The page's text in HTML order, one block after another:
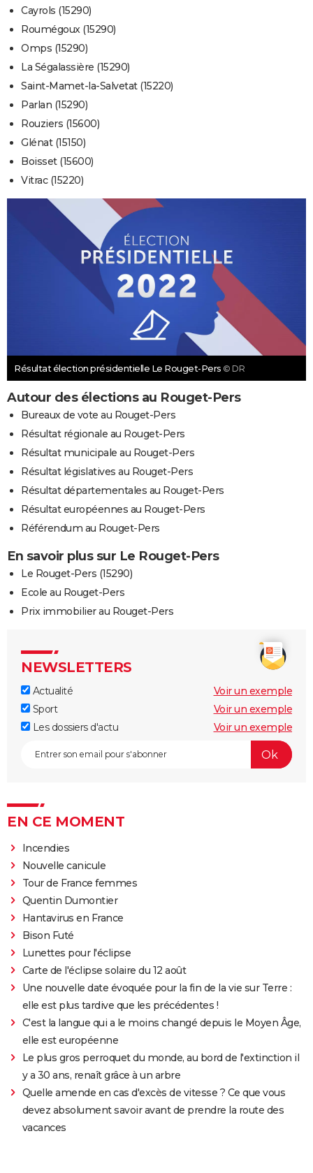
Cayrols (15290)
Roumégoux (15290)
Omps (15290)
La Ségalassière (15290)
Saint-Mamet-la-Salvetat (15220)
Parlan (15290)
Rouziers (15600)
Glénat (15150)
Boisset (15600)
Vitrac (15220)
Résultat élection présidentielle Le Rouget-Pers © DR
Autour des élections au Rouget-Pers
Bureaux de vote au Rouget-Pers
Résultat régionale au Rouget-Pers
Résultat municipale au Rouget-Pers
Résultat législatives au Rouget-Pers
Résultat départementales au Rouget-Pers
Résultat européennes au Rouget-Pers
Référendum au Rouget-Pers
En savoir plus sur Le Rouget-Pers
Le Rouget-Pers (15290)
Ecole au Rouget-Pers
Prix immobilier au Rouget-Pers
NEWSLETTERS
Actualité
Voir un exemple
Sport
Voir un exemple
Les dossiers d'actu
Voir un exemple
EN CE MOMENT
Incendies
Nouvelle canicule
Tour de France femmes
Quentin Dumontier
Hantavirus en France
Bison Futé
Lunettes pour l'éclipse
Carte de l'éclipse solaire du 12 août
Une nouvelle date évoquée pour la fin de la vie sur Terre :
elle est plus tardive que les précédentes !
C'est la langue qui a le moins changé depuis le Moyen Âge,
elle est européenne
Le plus gros perroquet du monde, au bord de l'extinction il
y a 30 ans, renaît grâce à un arbre
Quelle amende en cas d'excès de vitesse ? Ce que vous
devez absolument savoir avant de prendre la route des
vacances